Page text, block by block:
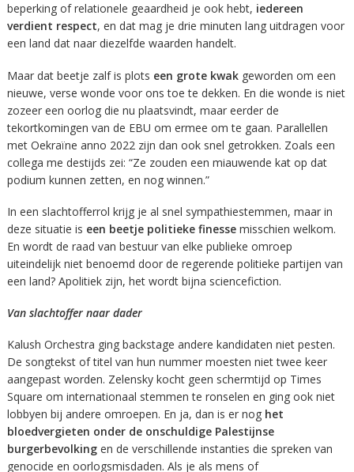
beperking of relationele geaardheid je ook hebt, iedereen
verdient respect, en dat mag je drie minuten lang uitdragen voor
een land dat naar diezelfde waarden handelt.
Maar dat beetje zalf is plots een grote kwakgeworden om een
nieuwe, verse wonde voor ons toe te dekken. En die wonde is niet
zozeer een oorlog die nu plaatsvindt, maar eerder de
tekortkomingen van de EBU om ermee om te gaan. Parallellen
met Oekraïne anno 2022 zijn dan ook snel getrokken. Zoals een
collega me destijds zei: “Ze zouden een miauwende kat op dat
podium kunnen zetten, en nog winnen.”
In een slachtofferrol krijg je al snel sympathiestemmen, maar in
deze situatie is een beetje politieke finessemisschien welkom.
En wordt de raad van bestuur van elke publieke omroep
uiteindelijk niet benoemd door de regerende politieke partijen van
een land? Apolitiek zijn, het wordt bijna sciencefiction.
Van slachtoffer naar dader
Kalush Orchestra ging backstage andere kandidaten niet pesten.
De songtekst of titel van hun nummer moesten niet twee keer
aangepast worden. Zelensky kocht geen schermtijd op Times
Square om internationaal stemmen te ronselen en ging ook niet
lobbyen bij andere omroepen. En ja, dan is er nog het
bloedvergieten onder de onschuldige Palestijnse
burgerbevolkingen de verschillende instanties die spreken van
genocide en oorlogsmisdaden. Als je als mens of